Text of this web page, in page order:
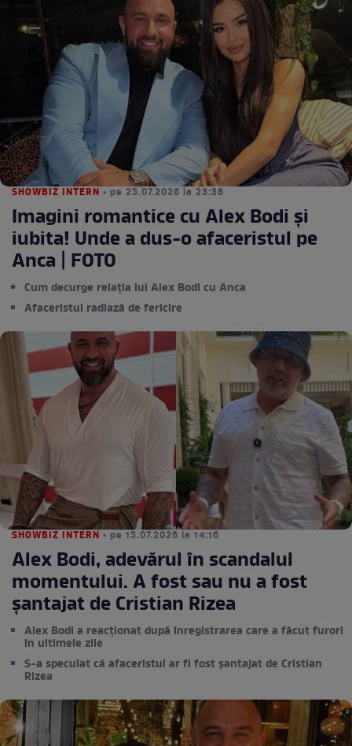
SHOWBIZ INTERN • pe 25.07.2026 la 23:38
Imagini romantice cu Alex Bodi și
iubita! Unde a dus-o afaceristul pe
Anca | FOTO
Cum decurge relația lui Alex Bodi cu Anca
Afaceristul radiază de fericire
SHOWBIZ INTERN • pe 15.07.2026 la 14:16
Alex Bodi, adevărul în scandalul
momentului. A fost sau nu a fost
șantajat de Cristian Rizea
Alex Bodi a reacționat după înregistrarea care a făcut furori
în ultimele zile
S-a speculat că afaceristul ar fi fost șantajat de Cristian
Rizea